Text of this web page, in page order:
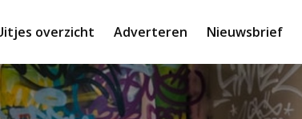
overzicht Adverteren Nieuwsbrief